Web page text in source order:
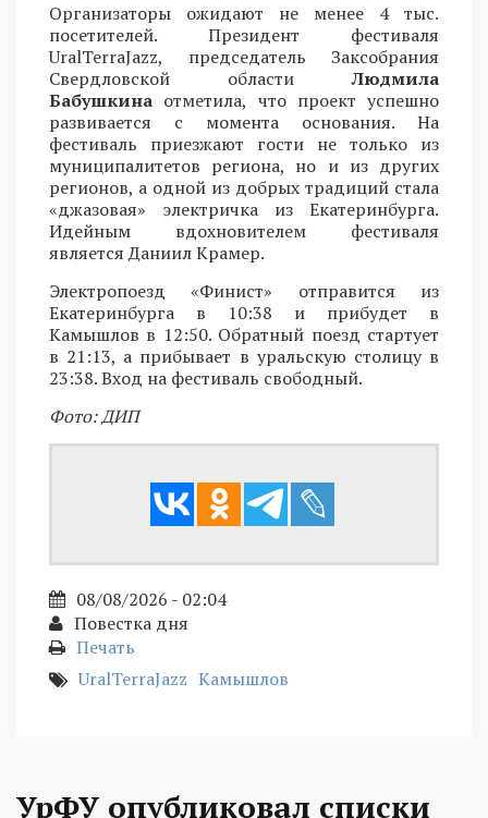
Организаторы ожидают не менее 4 тыс.
посетителей. Президент фестиваля
UralTerraJazz, председатель Заксобрания
Свердловской областиЛюдмила
Бабушкина отметила, что проект успешно
развивается с момента основания. На
фестиваль приезжают гости не только из
муниципалитетов региона, но и из других
регионов, а одной из добрых традиций стала
«джазовая» электричка из Екатеринбурга.
Идейным вдохновителем фестиваля
является Даниил Крамер.
Электропоезд «Финист» отправится из
Екатеринбурга в 10:38 и прибудет в
Камышлов в 12:50. Обратный поезд стартует
в 21:13, а прибывает в уральскую столицу в
23:38. Вход на фестиваль свободный.
Фото: ДИП
08/08/2026 - 02:04
Повестка дня
Печать
UralTerraJazz Камышлов
УрФУ опубликовал списки